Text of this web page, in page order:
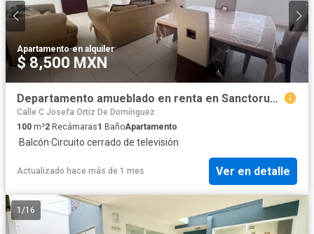
Apartamento·en alquiler
$ 8,500 MXN
Departamento amueblado en renta en Sanctorum, a 400 m de FINSA, ideal empleados VW
Calle C Josefa Ortiz De Domínguez
100 m²2 Recámaras1 BañoApartamento
·Balcón·Circuito cerrado de televisión
Actualizado hace más de 1 mes Ver en detalle
1 /16